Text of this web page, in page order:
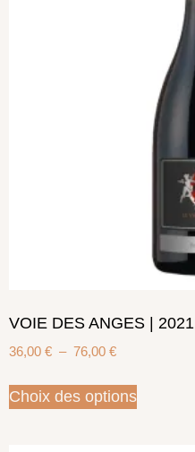
VOIE DES ANGES | 2021
36,00 € – 76,00 €
Choix des options